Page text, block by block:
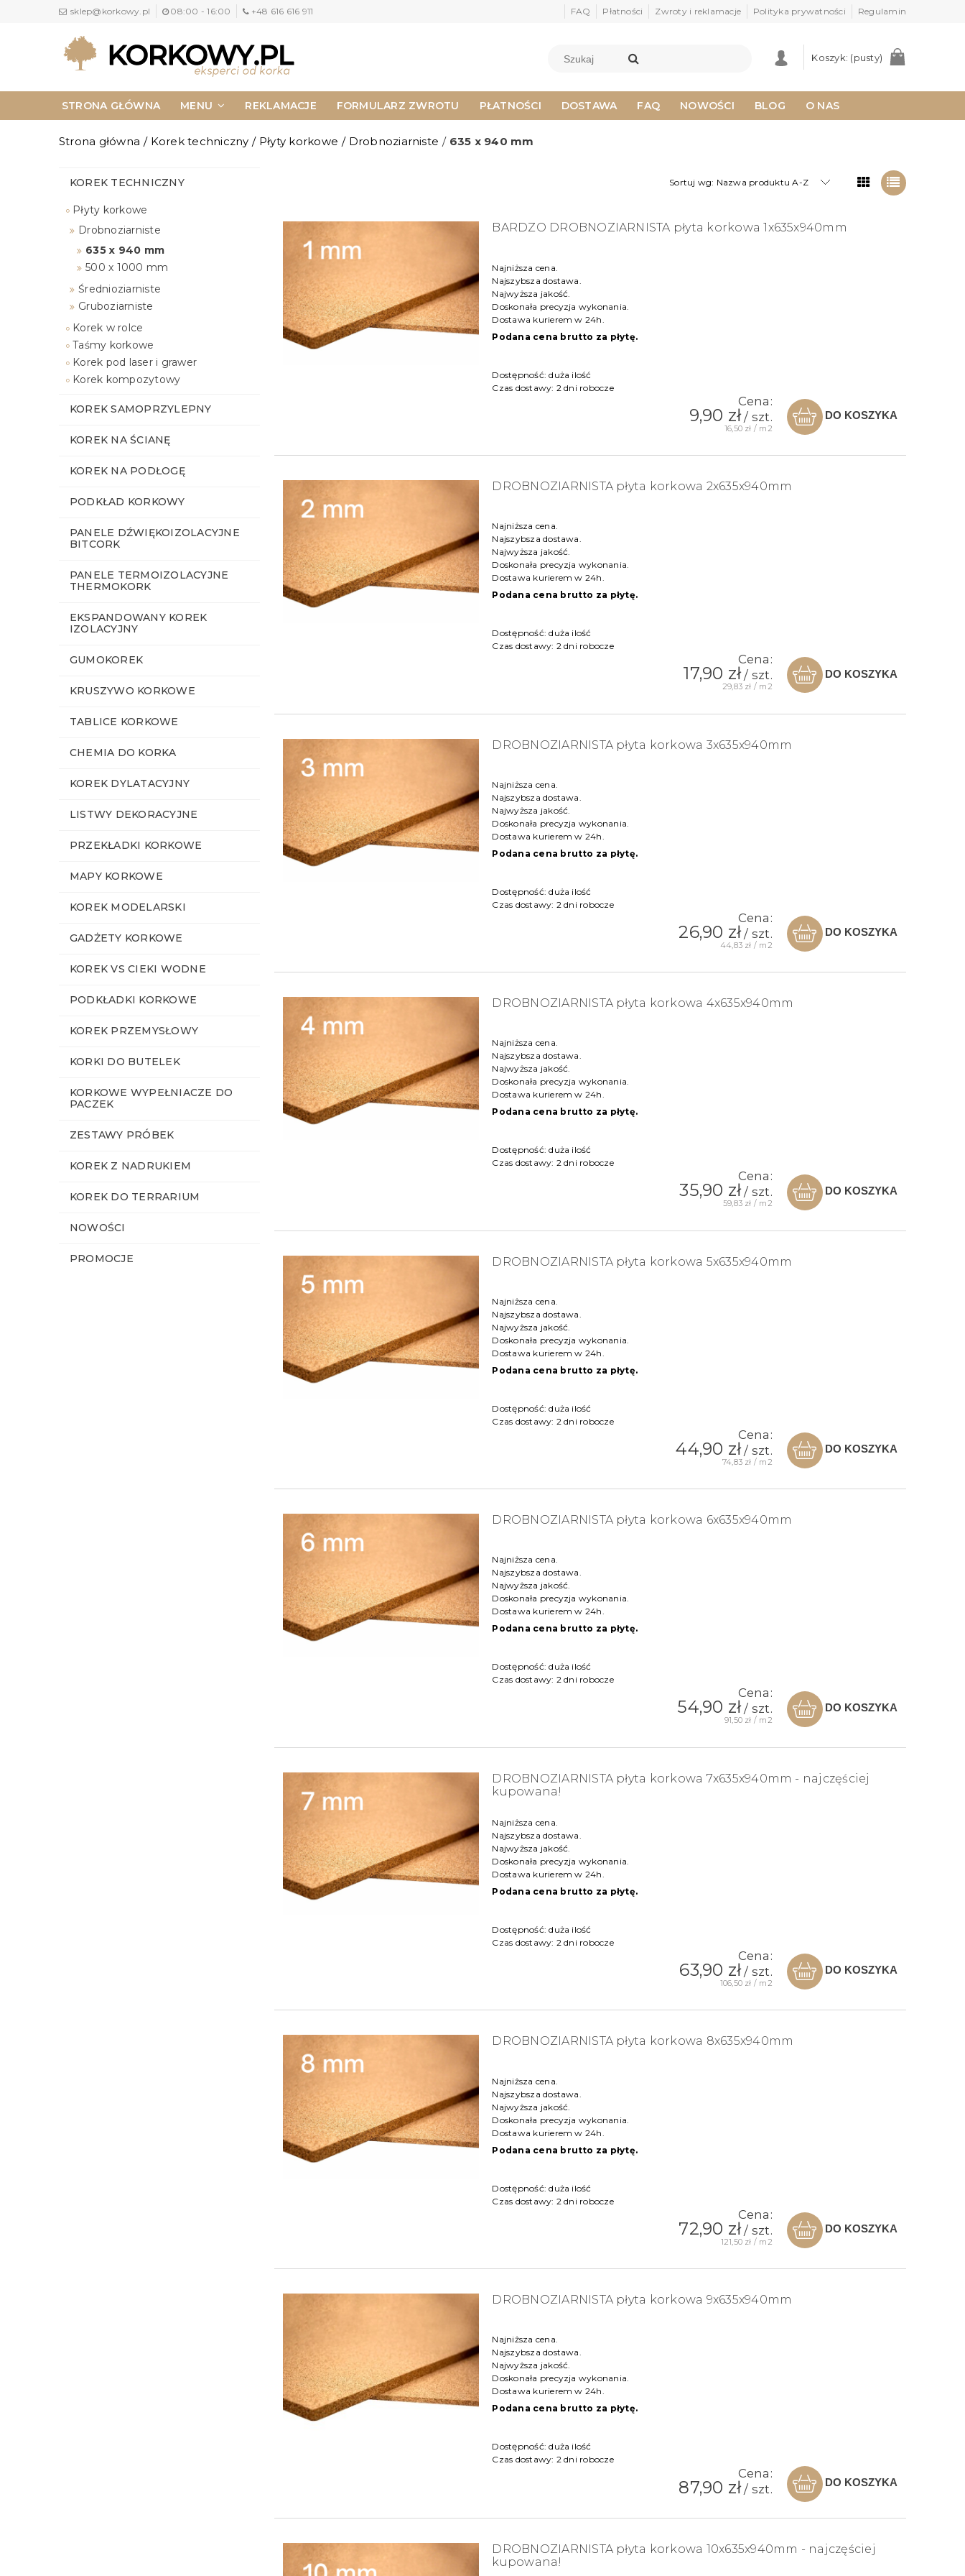
sklep@korkowy.pl 08:00 - 16:00 +48 616 616 911 FAQ Płatności Zwroty i reklamacje Polityka prywatności Regulamin
Koszyk: (pusty)
STRONA GŁÓWNA MENU REKLAMACJE FORMULARZ ZWROTU PŁATNOŚCI DOSTAWA FAQ NOWOŚCI BLOG O NAS
NAPISZ DO NAS KONTAKT
Strona główna / Korek techniczny / Płyty korkowe / Drobnoziarniste / 635 x 940 mm
KOREK TECHNICZNY
Płyty korkowe
Drobnoziarniste
635 x 940 mm
500 x 1000 mm
Średnioziarniste
Gruboziarniste
Korek w rolce
Taśmy korkowe
Korek pod laser i grawer
Korek kompozytowy
KOREK SAMOPRZYLEPNY
KOREK NA ŚCIANĘ
KOREK NA PODŁOGĘ
PODKŁAD KORKOWY
PANELE DŹWIĘKOIZOLACYJNE
BITCORK
PANELE TERMOIZOLACYJNE
THERMOKORK
EKSPANDOWANY KOREK
IZOLACYJNY
GUMOKOREK
KRUSZYWO KORKOWE
TABLICE KORKOWE
CHEMIA DO KORKA
KOREK DYLATACYJNY
LISTWY DEKORACYJNE
PRZEKŁADKI KORKOWE
MAPY KORKOWE
KOREK MODELARSKI
GADŻETY KORKOWE
KOREK VS CIEKI WODNE
PODKŁADKI KORKOWE
KOREK PRZEMYSŁOWY
KORKI DO BUTELEK
KORKOWE WYPEŁNIACZE DO
PACZEK
ZESTAWY PRÓBEK
KOREK Z NADRUKIEM
KOREK DO TERRARIUM
NOWOŚCI
PROMOCJE
Sortuj wg: Nazwa produktu A-Z
BARDZO DROBNOZIARNISTA płyta korkowa 1x635x940mm
Najniższa cena.
Najszybsza dostawa.
Najwyższa jakość.
Doskonała precyzja wykonania.
Dostawa kurierem w 24h.
Podana cena brutto za płytę.
Dostępność: duża ilość
Czas dostawy: 2 dni robocze
Cena:
9,90 zł/ szt.
16,50 zł / m2
DO KOSZYKA
DROBNOZIARNISTA płyta korkowa 2x635x940mm
Najniższa cena.
Najszybsza dostawa.
Najwyższa jakość.
Doskonała precyzja wykonania.
Dostawa kurierem w 24h.
Podana cena brutto za płytę.
Dostępność: duża ilość
Czas dostawy: 2 dni robocze
Cena:
17,90 zł/ szt.
29,83 zł / m2
DO KOSZYKA
DROBNOZIARNISTA płyta korkowa 3x635x940mm
Najniższa cena.
Najszybsza dostawa.
Najwyższa jakość.
Doskonała precyzja wykonania.
Dostawa kurierem w 24h.
Podana cena brutto za płytę.
Dostępność: duża ilość
Czas dostawy: 2 dni robocze
Cena:
26,90 zł/ szt.
44,83 zł / m2
DO KOSZYKA
DROBNOZIARNISTA płyta korkowa 4x635x940mm
Najniższa cena.
Najszybsza dostawa.
Najwyższa jakość.
Doskonała precyzja wykonania.
Dostawa kurierem w 24h.
Podana cena brutto za płytę.
Dostępność: duża ilość
Czas dostawy: 2 dni robocze
Cena:
35,90 zł/ szt.
59,83 zł / m2
DO KOSZYKA
DROBNOZIARNISTA płyta korkowa 5x635x940mm
Najniższa cena.
Najszybsza dostawa.
Najwyższa jakość.
Doskonała precyzja wykonania.
Dostawa kurierem w 24h.
Podana cena brutto za płytę.
Dostępność: duża ilość
Czas dostawy: 2 dni robocze
Cena:
44,90 zł/ szt.
74,83 zł / m2
DO KOSZYKA
DROBNOZIARNISTA płyta korkowa 6x635x940mm
Najniższa cena.
Najszybsza dostawa.
Najwyższa jakość.
Doskonała precyzja wykonania.
Dostawa kurierem w 24h.
Podana cena brutto za płytę.
Dostępność: duża ilość
Czas dostawy: 2 dni robocze
Cena:
54,90 zł/ szt.
91,50 zł / m2
DO KOSZYKA
DROBNOZIARNISTA płyta korkowa 7x635x940mm - najczęściej
kupowana!
Najniższa cena.
Najszybsza dostawa.
Najwyższa jakość.
Doskonała precyzja wykonania.
Dostawa kurierem w 24h.
Podana cena brutto za płytę.
Dostępność: duża ilość
Czas dostawy: 2 dni robocze
Cena:
63,90 zł/ szt.
106,50 zł / m2
DO KOSZYKA
DROBNOZIARNISTA płyta korkowa 8x635x940mm
Najniższa cena.
Najszybsza dostawa.
Najwyższa jakość.
Doskonała precyzja wykonania.
Dostawa kurierem w 24h.
Podana cena brutto za płytę.
Dostępność: duża ilość
Czas dostawy: 2 dni robocze
Cena:
72,90 zł/ szt.
121,50 zł / m2
DO KOSZYKA
DROBNOZIARNISTA płyta korkowa 9x635x940mm
Najniższa cena.
Najszybsza dostawa.
Najwyższa jakość.
Doskonała precyzja wykonania.
Dostawa kurierem w 24h.
Podana cena brutto za płytę.
Dostępność: duża ilość
Czas dostawy: 2 dni robocze
Cena:
87,90 zł/ szt. DO KOSZYKA
DROBNOZIARNISTA płyta korkowa 10x635x940mm - najczęściej
kupowana!